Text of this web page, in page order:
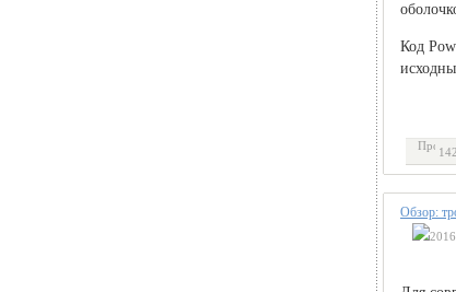
Код
Обзор: